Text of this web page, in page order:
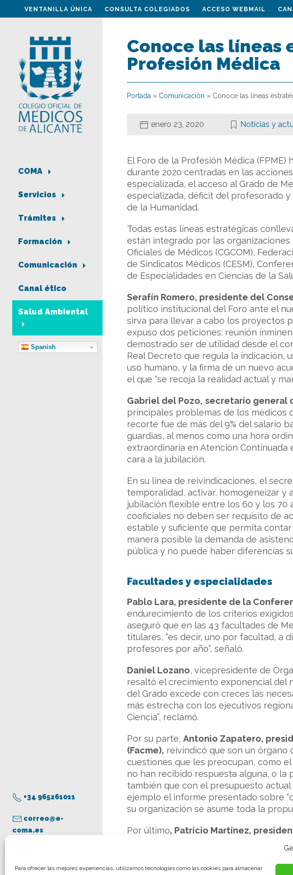
Para ofrecer las mejores experiencias, utilizamos tecnologías como las cookies para almacenar
VENTANILLA ÚNICA CONSULTA COLEGIADOS ACCESO WEBMAIL
COMA
Servicios
Trámites
Formación
Comunicación
Canal ético
Salud Ambiental
Spanish
+34 965261011
correo@e-
coma.es
Aviso legal
Conoce las líneas
Profesión Médica
Portada » Comunicación » Conoce las líneas
enero 23, 2020 Noticias y
El Foro de la Profesión Médica
durante 2020 centradas en las
especializada, el acceso al Grado de
especializada, déficit del profesorado
de la Humanidad.
Todas estas líneas estratégicas
están integrado por las
Oficiales de Médicos (CGCOM),
de Sindicatos Médicos (CESM),
de Especialidades en Ciencias de la
Serafín Romero, presidente del
político institucional del Foro ante el
sirva para llevar a cabo los proyectos
expuso dos peticiones: reunión
demostrado ser de utilidad desde el
Real Decreto que regula la indicación,
uso humano, y la firma de un nuevo
el que “se recoja la realidad actual y
Gabriel del Pozo, secretario general
principales problemas de los médicos
recorte fue de más del 9% del salario
guardias, al menos como una hora
extraordinaria en Atención Continuada
cara a la jubilación.
En su línea de reivindicaciones, el
temporalidad, activar, homogeneizar y
jubilación flexible entre los 60 y los 70
cooficiales no deben ser requisito de
estable y suficiente que permita
manera posible la demanda de
pública y no puede haber diferencias
Facultades y especialidades
Pablo Lara, presidente de la
endurecimiento de los criterios
aseguró que en las 43 facultades de
titulares, “es decir, uno por facultad, a
profesores por año”, señaló.
Daniel Lozano, vicepresidente de
resaltó el crecimiento exponencial del
del Grado excede con creces las
más estrecha con los ejecutivos
Ciencia”, reclamó.
Por su parte, Antonio Zapatero,
(Facme), reivindicó que son un órgano
cuestiones que les preocupan, como
no han recibido respuesta alguna, o la
también que con el presupuesto actual
ejemplo el informe presentado sobre
su organización se asume toda la
Por último, Patricio Martínez,
actualmente se sigue presentando el
en su proceso de “seguir visitando a